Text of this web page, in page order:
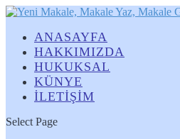
ANASAYFA
HAKKIMIZDA
HUKUKSAL
KÜNYE
İLETİŞİM
Select Page